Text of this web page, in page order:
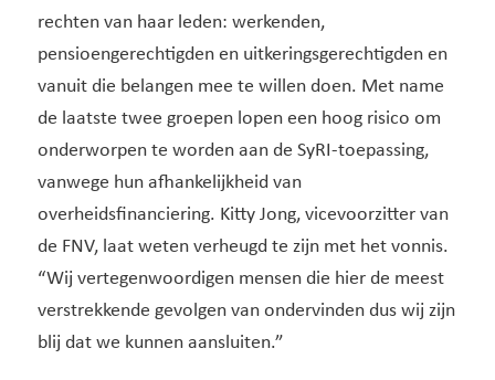
rechten van haar leden: werkenden,
pensioengerechtigden en uitkeringsgerechtigden en
vanuit die belangen mee te willen doen. Met name
de laatste twee groepen lopen een hoog risico om
onderworpen te worden aan de SyRI-toepassing,
vanwege hun afhankelijkheid van
overheidsfinanciering. Kitty Jong, vicevoorzitter van
de FNV, laat weten verheugd te zijn met het vonnis.
“Wij vertegenwoordigen mensen die hier de meest
verstrekkende gevolgen van ondervinden dus wij zijn
blij dat we kunnen aansluiten.”